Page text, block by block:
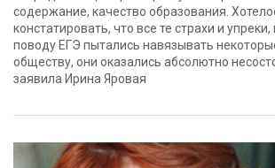
содержание, качество образования.
констатировать, что все те страхи и
поводу ЕГЭ пытались навязывать
обществу, они оказались абсолютно
заявила Ирина Яровая